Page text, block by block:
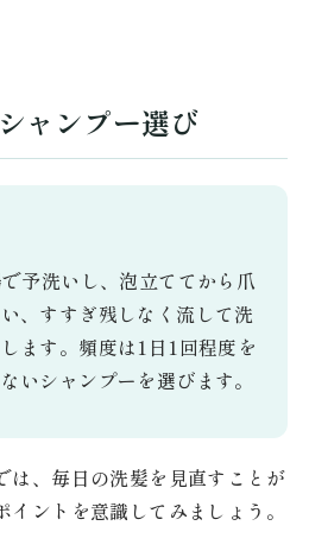
ャンプー選び
予洗いし、泡立ててから爪
、すすぎ残しなく流して洗
ます。頻度は1日1回程度を
いシャンプーを選びます。
は、毎日の洗髪を見直すことが
ントを意識してみましょう。